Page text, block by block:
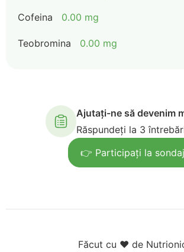
Cofeina 0.00 mg
Teobromina 0.00 mg
Ajutați-ne să devenim
Răspundeți la 3
👉 Participați la sondaj
Făcut cu ❤️ de